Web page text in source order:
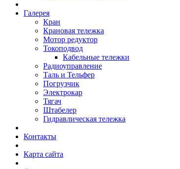
Галерея
Кран
Крановая тележка
Мотор редуктор
Токоподвод
Кабельные тележки
Радиоуправление
Таль и Тельфер
Погрузчик
Электрокар
Тягач
Штабелер
Гидравлическая тележка
Контакты
Карта сайта